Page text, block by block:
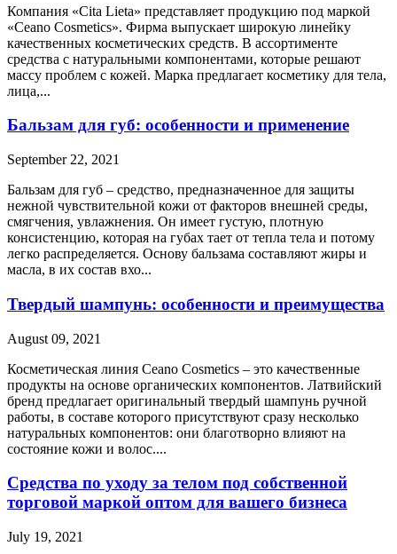
Компания «Cita Lieta» представляет продукцию под маркой
«Ceano Cosmetics». Фирма выпускает широкую линейку
качественных косметических средств. В ассортименте
средства с натуральными компонентами, которые решают
массу проблем с кожей. Марка предлагает косметику для тела,
лица,...
Бальзам для губ: особенности и применение
September 22, 2021
Бальзам для губ – средство, предназначенное для защиты
нежной чувствительной кожи от факторов внешней среды,
смягчения, увлажнения. Он имеет густую, плотную
консистенцию, которая на губах тает от тепла тела и потому
легко распределяется. Основу бальзама составляют жиры и
масла, в их состав вхо...
Твердый шампунь: особенности и преимущества
August 09, 2021
Косметическая линия Ceano Cosmetics – это качественные
продукты на основе органических компонентов. Латвийский
бренд предлагает оригинальный твердый шампунь ручной
работы, в составе которого присутствуют сразу несколько
натуральных компонентов: они благотворно влияют на
состояние кожи и волос....
Cредства по уходу за телом под собственной
торговой маркой оптом для вашего бизнеса
July 19, 2021